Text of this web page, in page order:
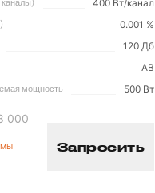
400 Вт/канал
0.001 %
120 Дб
AB
мощность 500 Вт
000
Запросить